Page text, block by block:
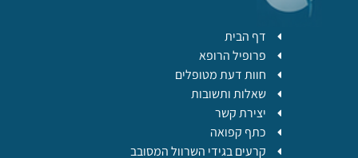
דף הבית
פרופיל הרופא
חוות דעת מטופלים
שאלות ותשובות
יצירת קשר
כתף קפואה
קרעים בגידי השרוול המסובב